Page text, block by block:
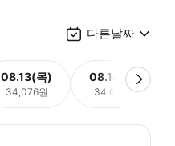
다른날짜
08.13(목)
34,076원
08.14(금)
34,076원